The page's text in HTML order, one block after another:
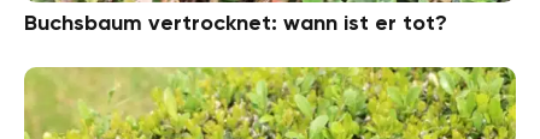
Buchsbaum vertrocknet: wann ist er tot?